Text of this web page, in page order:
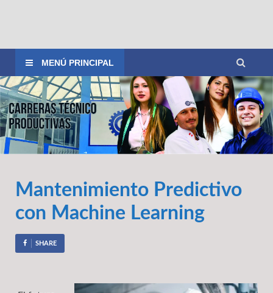
CETPRO "CAJAMARCA"
MENÚ PRINCIPAL
Mantenimiento Predictivo
con Machine Learning
SHARE